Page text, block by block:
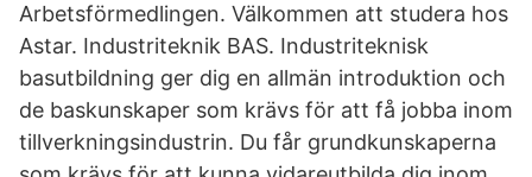
Arbetsförmedlingen. Välkommen att studera hos
Astar. Industriteknik BAS. Industriteknisk
basutbildning ger dig en allmän introduktion och
de baskunskaper som krävs för att få jobba inom
tillverkningsindustrin. Du får grundkunskaperna